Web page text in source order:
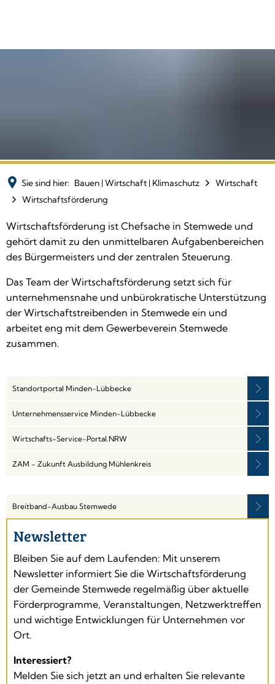
Sie sind hier: Bauen | Wirtschaft | Klimaschutz
Wirtschaft
Wirtschaftsförderung
Wirtschaftsförderung
Wirtschaftsförderung ist Chefsache in Stemwede und
gehört damit zu den unmittelbaren Aufgabenbereichen
des Bürgermeisters und der zentralen Steuerung.
Das Team der Wirtschaftsförderung setzt sich für
unternehmensnahe und unbürokratische Unterstützung
der Wirtschaftstreibenden in Stemwede ein und
arbeitet eng mit dem Gewerbeverein Stemwede
zusammen.
Standortportal Minden-Lübbecke
Unternehmensservice Minden-Lübbecke
Wirtschafts-Service-Portal.NRW
ZAM - Zukunft Ausbildung Mühlenkreis
Breitband-Ausbau Stemwede
Newsletter
Bleiben Sie auf dem Laufenden: Mit unserem
Newsletter informiert Sie die Wirtschaftsförderung
der Gemeinde Stemwede regelmäßig über aktuelle
Förderprogramme, Veranstaltungen, Netzwerktreffen
und wichtige Entwicklungen für Unternehmen vor
Ort.
Interessiert?
Melden Sie sich jetzt an und erhalten Sie relevante